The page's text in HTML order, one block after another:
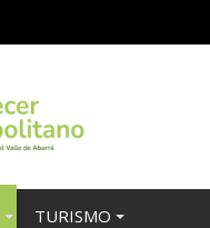
TURISMO